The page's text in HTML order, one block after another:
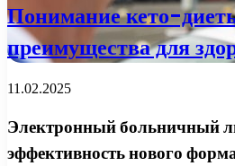
Понимание кето-
преимущества для
11.02.2025
Электронный больничный
эффективность нового